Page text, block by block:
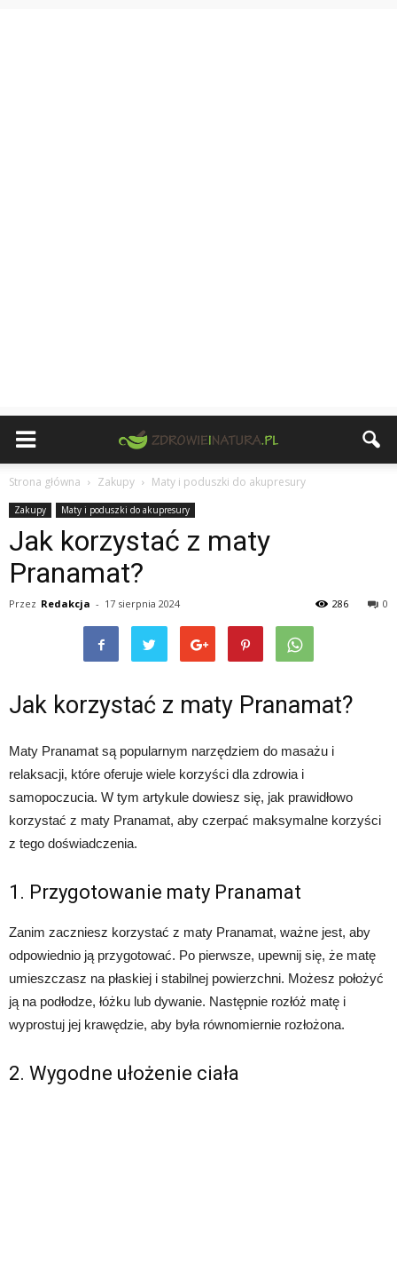
Strona główna Zakupy Maty i poduszki do akupresury
Zakupy Maty i poduszki do akupresury
Jak korzystać z maty
Pranamat?
Przez Redakcja - 17 sierpnia 2024 0
286
Jak korzystać z maty Pranamat?
Maty Pranamat są popularnym narzędziem do masażu i
relaksacji, które oferuje wiele korzyści dla zdrowia i
samopoczucia. W tym artykule dowiesz się, jak prawidłowo
korzystać z maty Pranamat, aby czerpać maksymalne korzyści
z tego doświadczenia.
1. Przygotowanie maty Pranamat
Zanim zaczniesz korzystać z maty Pranamat, ważne jest, aby
odpowiednio ją przygotować. Po pierwsze, upewnij się, że matę
umieszczasz na płaskiej i stabilnej powierzchni. Możesz położyć
ją na podłodze, łóżku lub dywanie. Następnie rozłóż matę i
wyprostuj jej krawędzie, aby była równomiernie rozłożona.
2. Wygodne ułożenie ciała